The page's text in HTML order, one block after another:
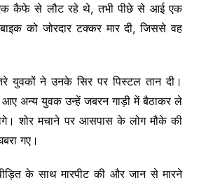
कैफे से लौट रहे थे, तभी पीछे से आई एक
को जोरदार टक्कर मार दी, जिससे वह
युवकों ने उनके सिर पर पिस्टल तान दी।
आए अन्य युवक उन्हें जबरन गाड़ी में बैठाकर ले
शोर मचाने पर आसपास के लोग मौके की
गए।
के साथ मारपीट की और जान से मारने